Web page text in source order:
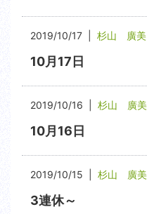
2019/10/17 | 杉山 廣美
10月17日
2019/10/16 | 杉山 廣美
10月16日
2019/10/15 | 杉山 廣美
3連休～